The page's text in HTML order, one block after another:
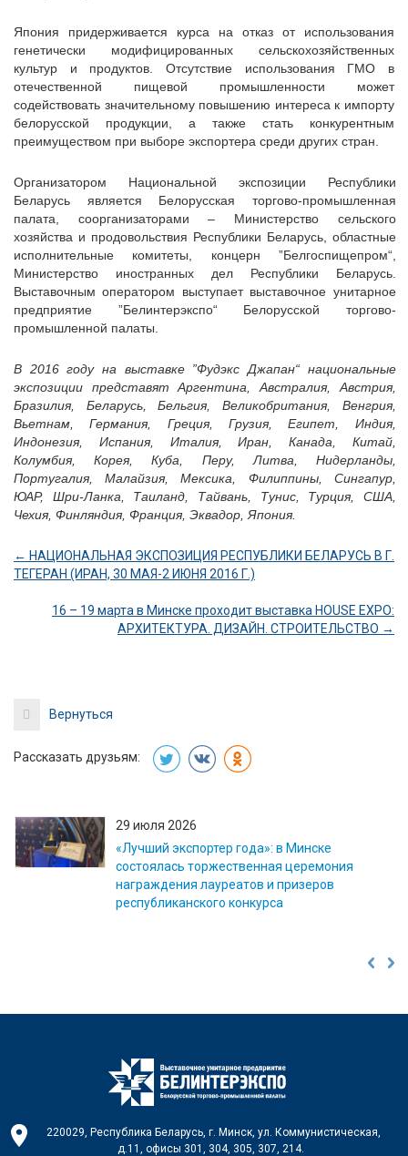
Япония придерживается курса на отказ от использования
генетически модифицированных сельскохозяйственных
культур и продуктов. Отсутствие использования ГМО в
отечественной пищевой промышленности может
содействовать значительному повышению интереса к импорту
белорусской продукции, а также стать конкурентным
преимуществом при выборе экспортера среди других стран.
Организатором Национальной экспозиции Республики
Беларусь является Белорусская торгово-промышленная
палата, соорганизаторами – Министерство сельского
хозяйства и продовольствия Республики Беларусь, областные
исполнительные комитеты, концерн ”Белгоспищепром“,
Министерство иностранных дел Республики Беларусь.
Выставочным оператором выступает выставочное унитарное
предприятие ”Белинтерэкспо“ Белорусской торгово-
промышленной палаты.
В 2016 году на выставке ”Фудэкс Джапан“ национальные
экспозиции представят Аргентина, Австралия, Австрия,
Бразилия, Беларусь, Бельгия, Великобритания, Венгрия,
Вьетнам, Германия, Греция, Грузия, Египет, Индия,
Индонезия, Испания, Италия, Иран, Канада, Китай,
Колумбия, Корея, Куба, Перу, Литва, Нидерланды,
Португалия, Малайзия, Мексика, Филиппины, Сингапур,
ЮАР, Шри-Ланка, Таиланд, Тайвань, Тунис, Турция, США,
Чехия, Финляндия, Франция, Эквадор, Япония.
← НАЦИОНАЛЬНАЯ ЭКСПОЗИЦИЯ РЕСПУБЛИКИ БЕЛАРУСЬ В Г.
ТЕГЕРАН (ИРАН, 30 МАЯ-2 ИЮНЯ 2016 Г.)
16 – 19 марта в Минске проходит выставка HOUSE EXPO:
АРХИТЕКТУРА. ДИЗАЙН. СТРОИТЕЛЬСТВО →
Вернуться
Рассказать друзьям:
29 июля 2026
«Лучший экспортер года»: в Минске
состоялась торжественная церемония
награждения лауреатов и призеров
республиканского конкурса
220029, Республика Беларусь, г. Минск, ул. Коммунистическая,
д.11, офисы 301, 304, 305, 307, 214.